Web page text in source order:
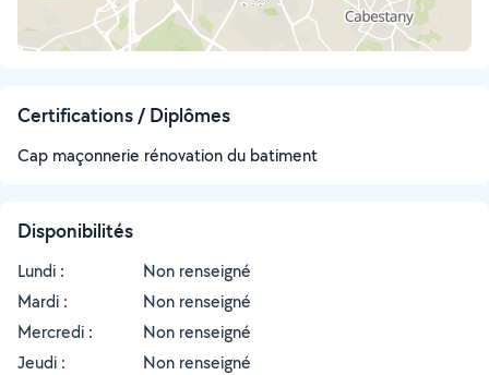
Certifications / Diplômes
Cap maçonnerie rénovation du batiment
Disponibilités
Lundi :
Non renseigné
Mardi :
Non renseigné
Mercredi :
Non renseigné
Jeudi :
Non renseigné